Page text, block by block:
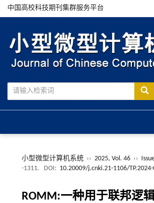
中国高校科技期刊集群服务平台
小型微型计算机系统 ›› 2025, Vol. 46 ››
-1311.
DOI: 10.20009/j.cnki.21-1106/
ROMM:一种用于联邦逻